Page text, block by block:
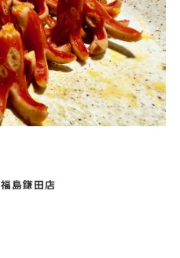
福島鎌田店